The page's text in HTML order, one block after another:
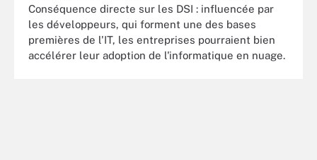
Conséquence directe sur les DSI : influencée par
les développeurs, qui forment une des bases
premières de l'IT, les entreprises pourraient bien
accélérer leur adoption de l'informatique en nuage.